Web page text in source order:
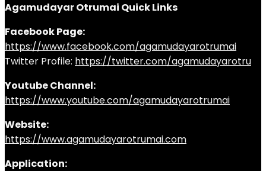
Agamudayar Otrumai Quick Links
Facebook Page:
https://www.facebook.com/agamudayarotrumai
Twitter Profile: https://twitter.com/agamudayarotru
Youtube Channel:
https://www.youtube.com/agamudayarotrumai
Website:
https://www.agamudayarotrumai.com
Application: